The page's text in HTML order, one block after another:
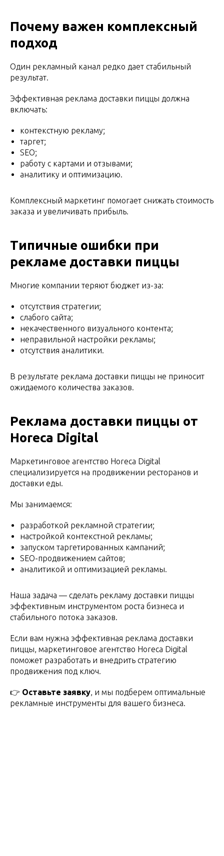
Почему важен комплексный
подход
Один рекламный канал редко дает стабильный
результат.
Эффективная реклама доставки пиццы должна
включать:
контекстную рекламу;
таргет;
SEO;
работу с картами и отзывами;
аналитику и оптимизацию.
Комплексный маркетинг помогает снижать стоимость
заказа и увеличивать прибыль.
Типичные ошибки при
рекламе доставки пиццы
Многие компании теряют бюджет из-за:
отсутствия стратегии;
слабого сайта;
некачественного визуального контента;
неправильной настройки рекламы;
отсутствия аналитики.
В результате реклама доставки пиццы не приносит
ожидаемого количества заказов.
Реклама доставки пиццы от
Horeca Digital
Маркетинговое агентство Horeca Digital
специализируется на продвижении ресторанов и
доставки еды.
Мы занимаемся:
разработкой рекламной стратегии;
настройкой контекстной рекламы;
запуском таргетированных кампаний;
SEO-продвижением сайтов;
аналитикой и оптимизацией рекламы.
Наша задача — сделать рекламу доставки пиццы
эффективным инструментом роста бизнеса и
стабильного потока заказов.
Если вам нужна эффективная реклама доставки
пиццы, маркетинговое агентство Horeca Digital
поможет разработать и внедрить стратегию
продвижения под ключ.
👉 Оставьте заявку , и мы подберем оптимальные
рекламные инструменты для вашего бизнеса.